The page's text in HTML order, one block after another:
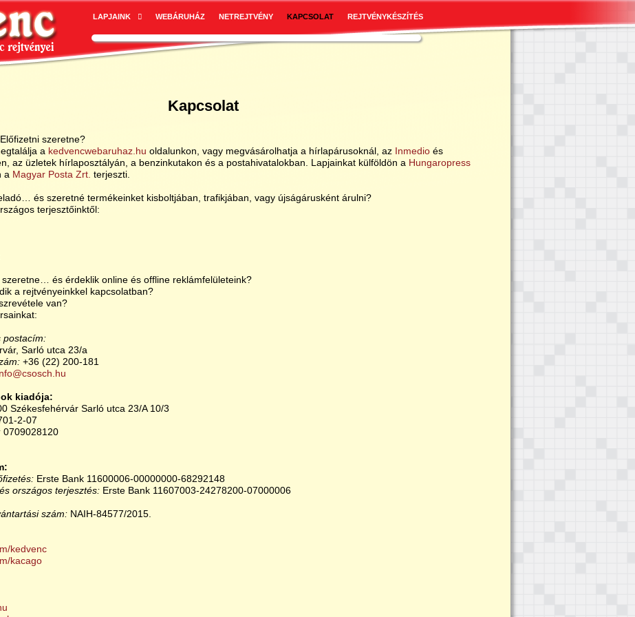
LAPJAINK WEBÁRUHÁZ NETREJTVÉNY KAPCSOLAT REJTVÉNYKÉSZÍTÉS
Kapcsolat
szeretne?
a kedvencwebaruhaz.hu oldalunkon, vagy megvásárolhatja a hírlapárusoknál, az Inmedioés
az üzletek hírlaposztályán, a benzinkutakon és a postahivatalokban. Lapjainkat külföldön a Hungaropress
a Magyar Posta Zrt. terjeszti.
és szeretné termékeinket kisboltjában, trafikjában, vagy újságárusként árulni?
terjesztőinktől:
és érdeklik online és offline reklámfelületeink?
a rejtvényeinkkel kapcsolatban?
van?
postacím:
Sarló utca 23/a
+36 (22) 200-181
kiadója:
Székesfehérvár Sarló utca 23/A 10/3
2-07
0709028120
Erste Bank 11600006-00000000-68292148
országos terjesztés:Erste Bank 11607003-24278200-07000006
szám:NAIH-84577/2015.
kedvenc
kacago